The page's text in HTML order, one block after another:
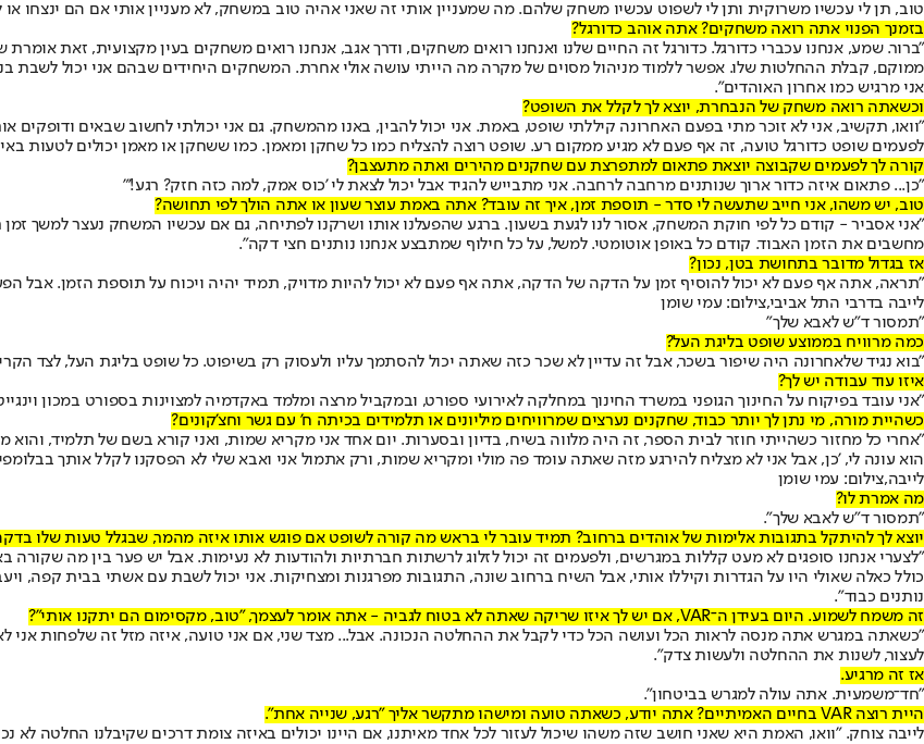
טוב, תן לי עכשיו משרוקית ותן לי לשפוט עכשיו משחק שלהם. מה שמעניין אותי זה שאני אהיה טוב במשחק, לא מעניין אותי אם הם ינצחו או
בזמנך הפנוי אתה רואה משחקים? אתה אוהב כדורגל?
"ברור. שמע, אנחנו עכברי כדורגל. כדורגל זה החיים שלנו ואנחנו רואים משחקים, ודרך אגב, אנחנו רואים משחקים בעין מקצועית, זאת
ממוקם, קבלת ההחלטות שלו. אפשר ללמוד מניהול מסוים של מקרה מה הייתי עושה אולי אחרת. המשחקים היחידים שבהם אני יכול
אני מרגיש כמו אחרון האוהדים".
וכשאתה רואה משחק של הנבחרת, יוצא לך לקלל את השופט?
"וואו, תקשיב, אני לא זוכר מתי בפעם האחרונה קיללתי שופט, באמת. אני יכול להבין, באנו מהמשחק. גם אני יכולתי לחשוב שבאים ודופקים
לפעמים שופט כדורגל טועה, זה אף פעם לא מגיע ממקום רע. שופט רוצה להצליח כמו כל שחקן ומאמן. כמו ששחקן או מאמן יכולים לטעות
קורה לך לפעמים שקבוצה יוצאת פתאום למתפרצת עם שחקנים מהירים ואתה מתעצבן?
"כן... פתאום איזה כדור ארוך שנותנים מרחבה לרחבה. אני מתבייש להגיד אבל יכול לצאת לי 'כוס אמק, למה כזה חזק? רגע!'"
טוב, יש משהו, אני חייב שתעשה לי סדר - תוספת זמן, איך זה עובד? אתה באמת עוצר שעון או אתה הולך לפי תחושה?
"אני אסביר - קודם כל לפי חוקת המשחק, אסור לנו לגעת בשעון. ברגע שהפעלנו אותו ושרקנו לפתיחה, גם אם עכשיו המשחק נעצר למשך זמן
מחשבים את הזמן האבוד. קודם כל באופן אוטומטי. למשל, על כל חילוף שמתבצע אנחנו נותנים חצי דקה".
אז בגדול מדובר בתחושת בטן, נכון?
"תראה, אתה אף פעם לא יכול להוסיף זמן על הדקה של הדקה, אתה אף פעם לא יכול להיות מדויק, תמיד יהיה ויכוח על תוספת הזמן. אבל
לייבה בדרבי התל אביבי,צילום: עמי שומן
"תמסור ד"ש לאבא שלך"
כמה מרוויח בממוצע שופט בליגת העל?
"בוא נגיד שלאחרונה היה שיפור בשכר, אבל זה עדיין לא שכר כזה שאתה יכול להסתמך עליו ולעסוק רק בשיפוט. כל שופט בליגת העל, לצד
איזו עוד עבודה יש לך?
"אני עובד בפיקוח על החינוך הגופני במשרד החינוך במחלקה לאירועי ספורט, ובמקביל מרצה ומלמד באקדמיה למצוינות בספורט במכון
כשהיית מורה, מי נתן לך יותר כבוד, שחקנים נערצים שמרוויחים מיליונים או תלמידים בכיתה ח' עם גשר וחצ'קונים?
"אחרי כל מחזור כשהייתי חוזר לבית הספר, זה היה מלווה בשיח, בדיון ובסערות. יום אחד אני מקריא שמות, ואני קורא בשם של תלמיד,
הוא עונה לי, 'כן, אבל אני לא מצליח להירגע מזה שאתה עומד פה מולי ומקריא שמות, ורק אתמול אני ואבא שלי לא הפסקנו לקלל אותך
לייבה,צילום: עמי שומן
מה אמרת לו?
"תמסור ד"ש לאבא שלך".
יוצא לך להיתקל בתגובות אלימות של אוהדים ברחוב? תמיד עובר לי בראש מה קורה לשופט אם פוגש אותו איזה מהמר, שבגלל טעות שלו בדקה ה־90 הלך לו
"לצערי אנחנו סופגים לא מעט קללות במגרשים, ולפעמים זה יכול לזלוג לרשתות חברתיות ולהודעות לא נעימות. אבל יש פער בין מה
כולל כאלה שאולי היו על הגדרות וקיללו אותי, אבל השיח ברחוב שונה, התגובות מפרגנות ומצחיקות. אני יכול לשבת עם אשתי בבית קפה,
נותנים כבוד".
זה משמח לשמוע. היום בעידן ה־VAR, אם יש לך איזו שריקה שאתה לא בטוח לגביה - אתה אומר לעצמך, "טוב, מקסימום הם יתקנו אותי"?
"כשאתה במגרש אתה מנסה לראות הכל ועושה הכל כדי לקבל את ההחלטה הנכונה. אבל... מצד שני, אם אני טועה, איזה מזל זה שלפחות
לעצור, לשנות את ההחלטה ולעשות צדק".
אז זה מרגיע.
"חד־משמעית. אתה עולה למגרש בביטחון".
היית רוצה VAR בחיים האמיתיים? אתה יודע, כשאתה טועה ומישהו מתקשר אליך "רגע, שנייה אחת".
לייבה צוחק. "וואו, האמת היא שאני חושב שזה משהו שיכול לעזור לכל אחד מאיתנו, אם היינו יכולים באיזה צומת דרכים שקיבלנו החלטה לא